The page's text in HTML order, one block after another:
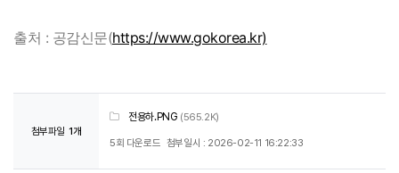
출처 : 공감신문(https://www.gokorea.kr)
첨부파일 1개
전용하.PNG (565.2K)
5회 다운로드 첨부일시 : 2026-02-11 16:22:33